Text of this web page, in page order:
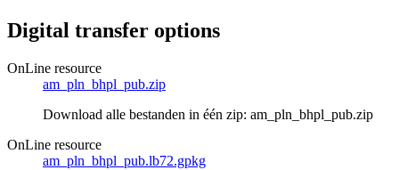
Digital transfer options
OnLine resource
am_pln_bhpl_pub.zip
Download alle bestanden in één zip: am_pln_bhpl_pub.zip
OnLine resource
am_pln_bhpl_pub.lb72.gpkg